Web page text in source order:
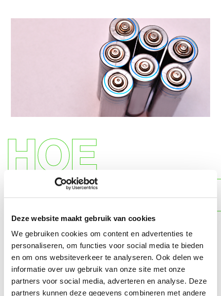
Deze website maakt gebruik van cookies
We gebruiken cookies om content en advertenties te
personaliseren, om functies voor social media te bieden
en om ons websiteverkeer te analyseren. Ook delen we
informatie over uw gebruik van onze site met onze
partners voor social media, adverteren en analyse. Deze
partners kunnen deze gegevens combineren met andere
HOE
Welke batterijen waar
inzamelen?
Niet elke batterij is welkom om in te zamelen op